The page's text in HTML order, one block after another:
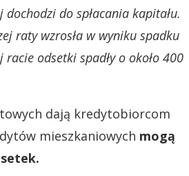
do spłacania kapitału.
raty wzrosła w wyniku spadku
odsetki spadły o około 400
dają kredytobiorcom
mieszkaniowych mogą